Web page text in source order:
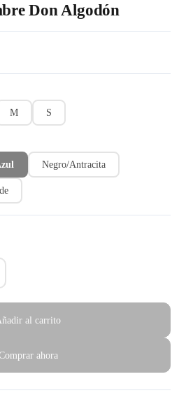
Don Algodón
M S
Negro/Antracita
al carrito
ahora